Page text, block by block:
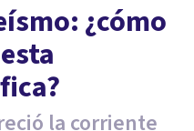
¿cómo
la corriente